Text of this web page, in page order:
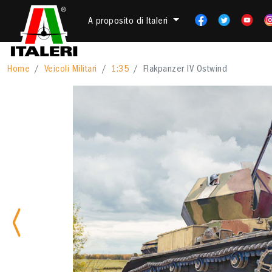
A proposito di Italeri
Home Veicoli Militari 1:35 Flakpanzer IV Ostwind
Previous